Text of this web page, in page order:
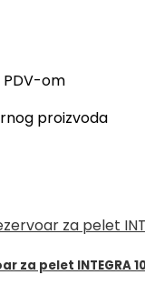
PDV-om
proizvoda
za pelet INTEGRA